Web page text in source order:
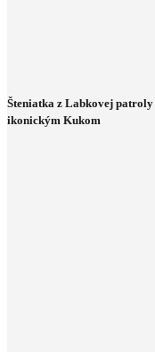
Šteniatka z Labkovej
ikonickým Kukom